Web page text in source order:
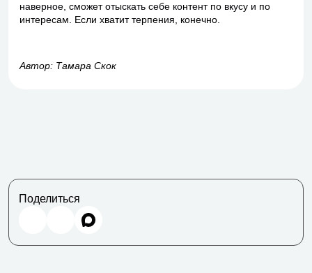
наверное, сможет отыскать себе контент по вкусу и по
интересам. Если хватит терпения, конечно.
Автор: Тамара Скок
Поделиться